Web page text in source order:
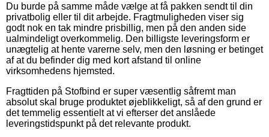
Du burde på samme måde vælge at få pakken sendt til din
privatbolig eller til dit arbejde. Fragtmuligheden viser sig
godt nok en tak mindre prisbillig, men på den anden side
ualmindeligt overkommelig. Den billigste leveringsform er
unægtelig at hente varerne selv, men den løsning er betinget
af at du befinder dig med kort afstand til online
virksomhedens hjemsted.
Fragttiden på Stofbind er super væsentlig såfremt man
absolut skal bruge produktet øjeblikkeligt, så af den grund er
det temmelig essentielt at vi efterser det anslåede
leveringstidspunkt på det relevante produkt.